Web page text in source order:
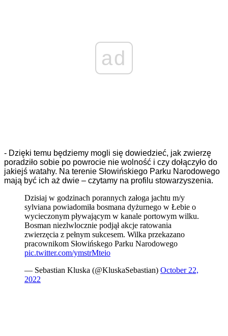
ad
- Dzięki temu będziemy mogli się dowiedzieć, jak zwierzę
poradziło sobie po powrocie nie wolność i czy dołączyło do
jakiejś watahy. Na terenie Słowińskiego Parku Narodowego
mają być ich aż dwie – czytamy na profilu stowarzyszenia.
Dzisiaj w godzinach porannych załoga jachtu m/y
sylviana powiadomiła bosmana dyżurnego w Łebie o
wycieczonym pływającym w kanale portowym wilku.
Bosman niezlwlocznie podjął akcje ratowania
zwierzęcia z pełnym sukcesem. Wilka przekazano
pracownikom Słowińskego Parku Narodowego
pic.twitter.com/ymstrMteio
— Sebastian Kluska (@KluskaSebastian) October 22,
2022